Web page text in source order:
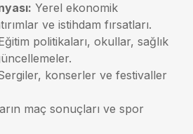
Yerel ekonomik
ve istihdam fırsatları.
politikaları, okullar, sağlık
konserler ve festivaller
maç sonuçları ve spor